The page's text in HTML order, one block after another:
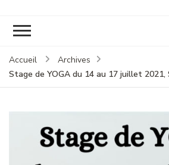
Accueil
Archives
Stage de YOGA du 14 au 17 juillet 2021,